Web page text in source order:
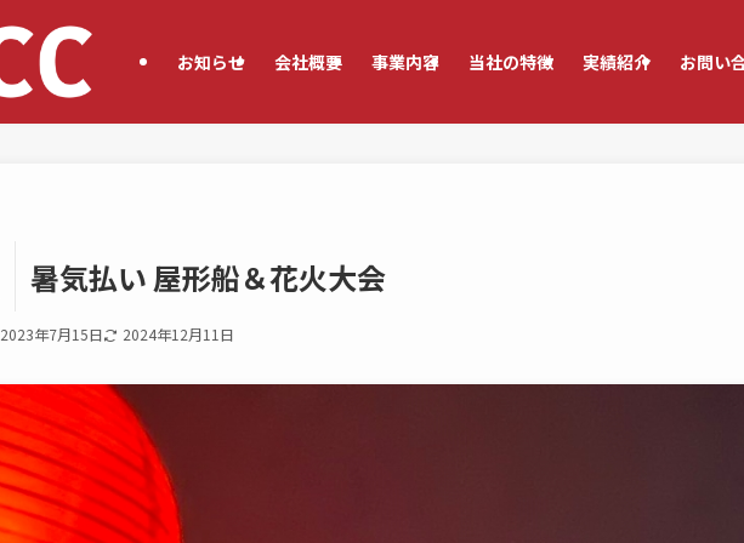
お知らせ 会社概要 事業内容 当社の特徴 実績紹介 お問い
暑気払い 屋形船＆花火大会
2023年7月15日 2024年12月11日